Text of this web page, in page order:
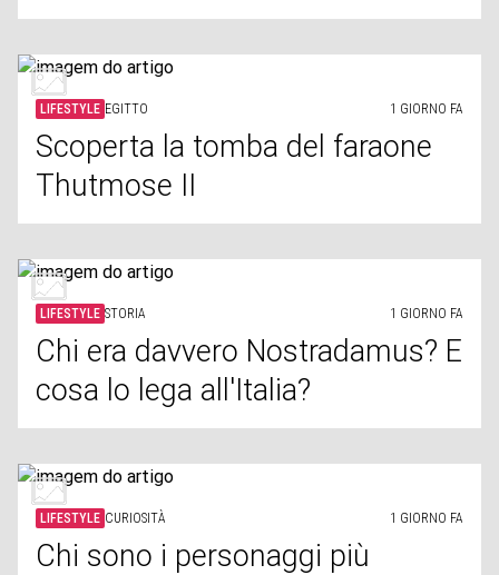
LIFESTYLE EGITTO 1 GIORNO FA
Scoperta la tomba del faraone
Thutmose II
LIFESTYLE STORIA 1 GIORNO FA
Chi era davvero Nostradamus? E
cosa lo lega all'Italia?
LIFESTYLE CURIOSITÀ 1 GIORNO FA
Chi sono i personaggi più